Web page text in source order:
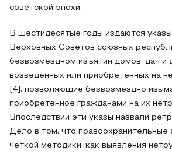
советской эпохи.
В шестидесятые годы издаются
Верховных Советов союзных
безвозмездном изъятии домов, дач и
возведенных или приобретенных на
[4], позволяющие безвозмездно
приобретенное гражданами на их
Впоследствии эти указы назвали
Дело в том, что правоохранительные
четкой методики, как выявления